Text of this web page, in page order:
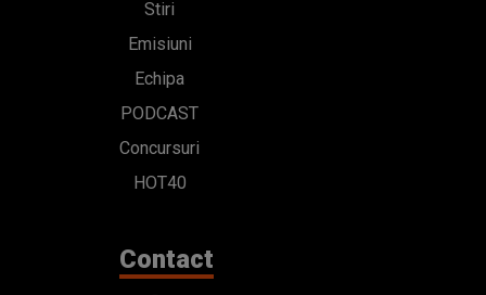
Stiri
Emisiuni
Echipa
PODCAST
Concursuri
HOT40
Contact